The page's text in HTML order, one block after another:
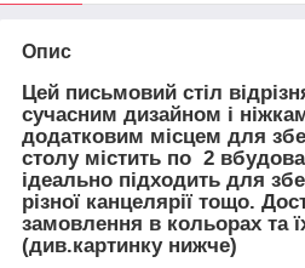
Опис
Цей письмовий стіл
сучасним дизайном і
додатковим місцем для
столу містить по 2
ідеально підходить для
різної канцелярії тощо.
замовлення в кольорах та
(див.картинку нижче)